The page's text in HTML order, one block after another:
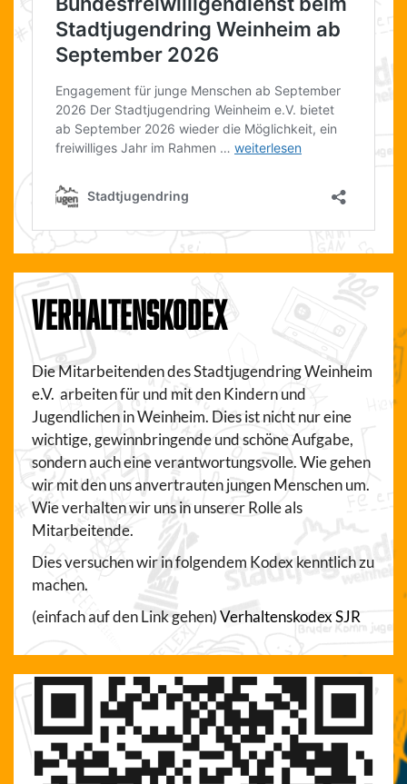
VERHALTENSKODEX
Die Mitarbeitenden des Stadtjugendring Weinheim
e.V. arbeiten für und mit den Kindern und
Jugendlichen in Weinheim. Dies ist nicht nur eine
wichtige, gewinnbringende und schöne Aufgabe,
sondern auch eine verantwortungsvolle. Wie gehen
wir mit den uns anvertrauten jungen Menschen um.
Wie verhalten wir uns in unserer Rolle als
Mitarbeitende.
Dies versuchen wir in folgendem Kodex kenntlich zu
machen.
(einfach auf den Link gehen)Verhaltenskodex SJR